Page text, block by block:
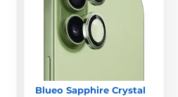
Blueo Sapphire Crystal